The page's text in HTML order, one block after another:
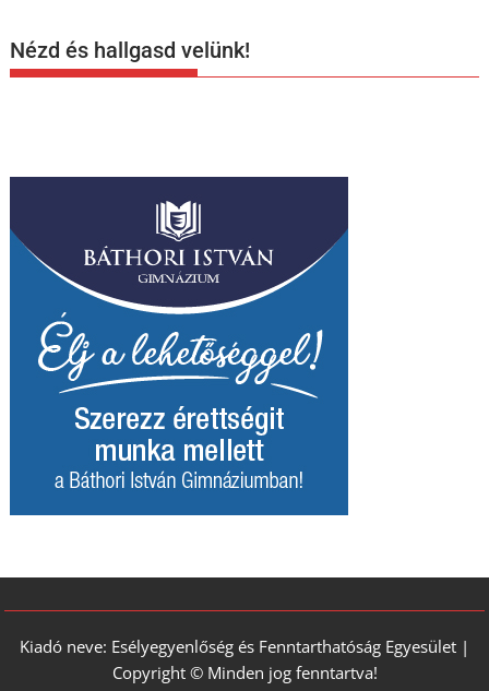
Nézd és hallgasd velünk!
Kiadó neve: Esélyegyenlőség és Fenntarthatóság Egyesület |
Copyright © Minden jog fenntartva!